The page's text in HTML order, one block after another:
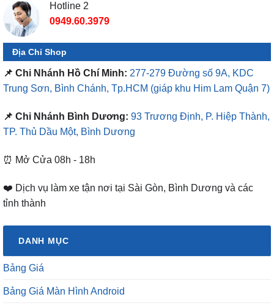
Hotline 2
0949.60.3979
Địa Chỉ Shop
📌 Chi Nhánh Hồ Chí Minh: 277-279 Đường số 9A, KDC
Trung Sơn, Bình Chánh, Tp.HCM (giáp khu Him Lam Quận 7)
📌 Chi Nhánh Bình Dương: 93 Trương Định, P. Hiệp Thành,
TP. Thủ Dầu Một, Bình Dương
⏰ Mở Cửa 08h - 18h
❤️ Dịch vụ làm xe tận nơi tại Sài Gòn, Bình Dương và các
tỉnh thành
DANH MỤC
Bảng Giá
Bảng Giá Màn Hình Android